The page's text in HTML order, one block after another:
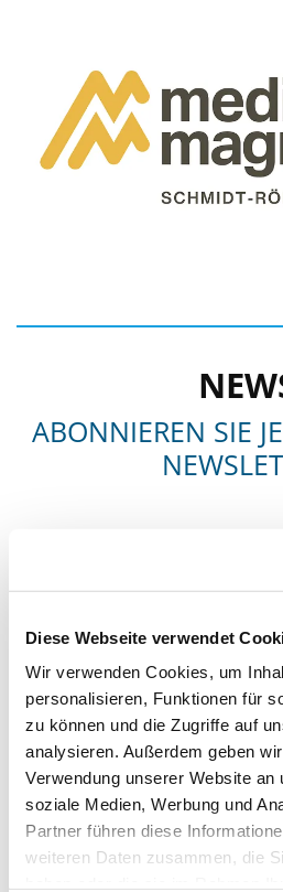
Diese Webseite verwendet
Wir verwenden Cookies, um
personalisieren, Funktionen für
zu können und die Zugriffe auf
analysieren. Außerdem geben
Verwendung unserer Website an
soziale Medien, Werbung und
Partner führen diese
weiteren Daten zusammen, die
ABONNIEREN SIE
JETZT FÜR DEN
NEWSLETTER